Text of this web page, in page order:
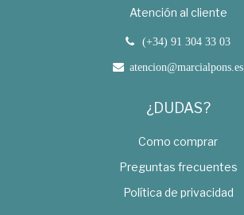
Atención al cliente
(+34) 91 304 33 03
atencion@marcialpons.es
¿DUDAS?
Como comprar
Preguntas frecuentes
Política de privacidad